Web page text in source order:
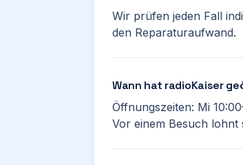
Wir prüfen jeden Fall
den Reparaturaufwand.
Wann hat radioKaiser
Öffnungszeiten: Mi
Vor einem Besuch